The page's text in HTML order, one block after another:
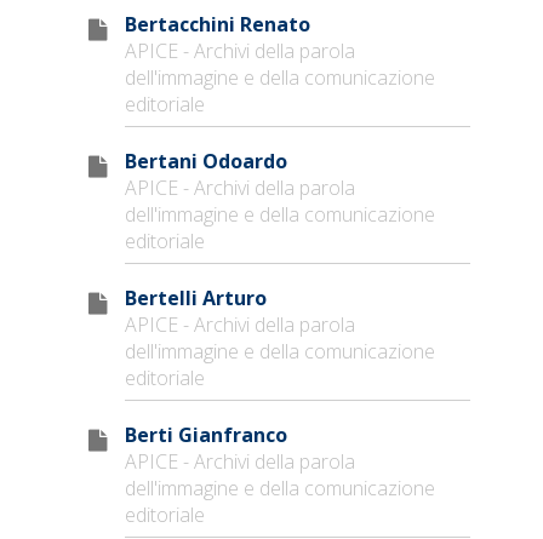
Bertacchini Renato
APICE - Archivi della parola
dell'immagine e della comunicazione
editoriale
Bertani Odoardo
APICE - Archivi della parola
dell'immagine e della comunicazione
editoriale
Bertelli Arturo
APICE - Archivi della parola
dell'immagine e della comunicazione
editoriale
Berti Gianfranco
APICE - Archivi della parola
dell'immagine e della comunicazione
editoriale